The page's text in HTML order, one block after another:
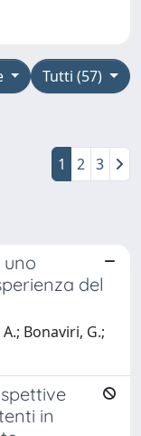
Tutti (57)
1 2 3
del
Bonaviri, G.;
in